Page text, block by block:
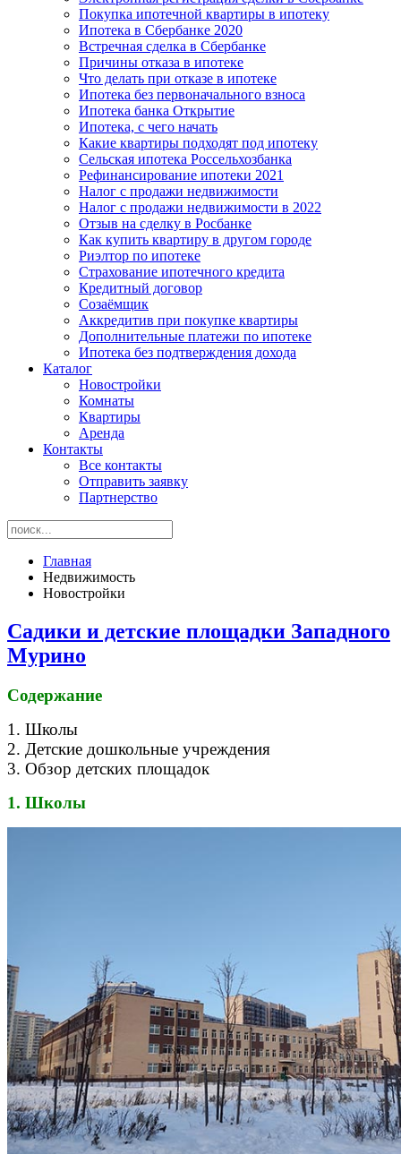
Покупка ипотечной квартиры в ипотеку
Ипотека в Сбербанке 2020
Встречная сделка в Сбербанке
Причины отказа в ипотеке
Что делать при отказе в ипотеке
Ипотека без первоначального взноса
Ипотека банка Открытие
Ипотека, с чего начать
Какие квартиры подходят под ипотеку
Сельская ипотека Россельхозбанка
Рефинансирование ипотеки 2021
Налог с продажи недвижимости
Налог с продажи недвижимости в 2022
Отзыв на сделку в Росбанке
Как купить квартиру в другом городе
Риэлтор по ипотеке
Страхование ипотечного кредита
Кредитный договор
Созаёмщик
Аккредитив при покупке квартиры
Дополнительные платежи по ипотеке
Ипотека без подтверждения дохода
Каталог
Новостройки
Комнаты
Квартиры
Аренда
Контакты
Все контакты
Отправить заявку
Партнерство
Главная
Недвижимость
Новостройки
Садики и детские площадки Западного
Мурино
Содержание
1. Школы
2. Детские дошкольные учреждения
3. Обзор детских площадок
1. Школы